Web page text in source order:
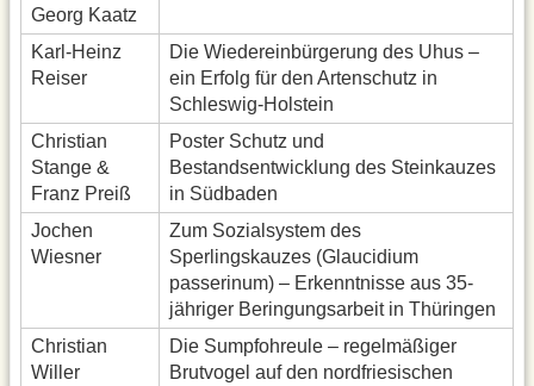
Georg Kaatz
Karl-Heinz
Reiser
Die Wiedereinbürgerung des Uhus –
ein Erfolg für den Artenschutz in
Schleswig-Holstein
Christian
Stange &
Franz Preiß
Poster Schutz und
Bestandsentwicklung des Steinkauzes
in Südbaden
Jochen
Wiesner
Zum Sozialsystem des
Sperlingskauzes (Glaucidium
passerinum) – Erkenntnisse aus 35-
jähriger Beringungsarbeit in Thüringen
Christian
Willer
Die Sumpfohreule – regelmäßiger
Brutvogel auf den nordfriesischen